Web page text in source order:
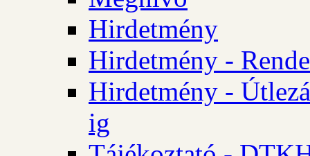
Hirdetmény
Hirdetmény -
Hirdetmény -
ig